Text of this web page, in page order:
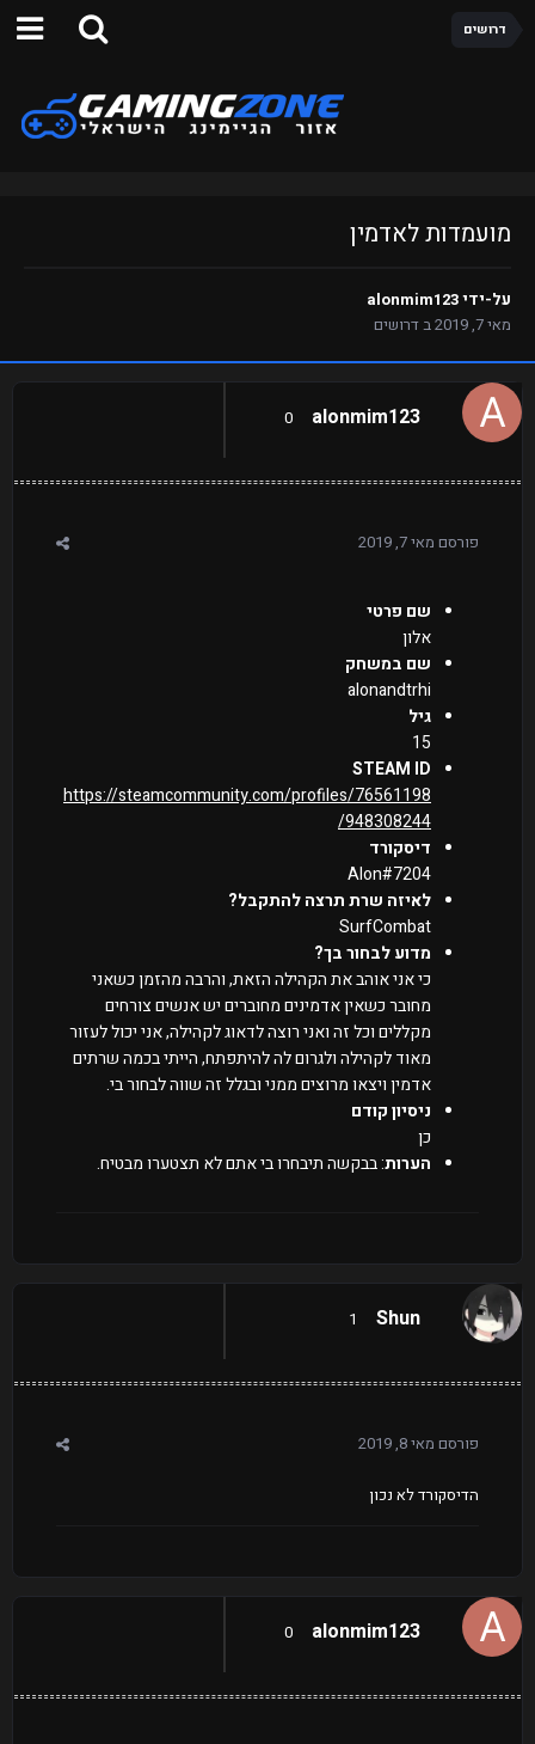
דרושים
מועמדות לאדמין
על-ידיalonmim123
מאי 7, 2019
בדרושים
alonmim123
0
פורסם מאי 7, 2019
שם פרטי
אלון
שם במשחק
alonandtrhi
גיל
15
STEAM ID
https://steamcommunity.com/profiles/76561198
948308244/
דיסקורד
Alon#7204
לאיזה שרת תרצה להתקבל?
SurfCombat
מדוע לבחור בך?
כי אני אוהב את הקהילה הזאת, והרבה מהזמן כשאני
מחובר כשאין אדמינים מחוברים יש אנשים צורחים
מקללים וכל זה ואני רוצה לדאוג לקהילה, אני יכול לעזור
מאוד לקהילה ולגרום לה להיתפתח, הייתי בכמה שרתים
אדמין ויצאו מרוצים ממני ובגלל זה שווה לבחור בי.
ניסיון קודם
כן
הערות: בבקשה תיבחרו בי אתם לא תצטערו מבטיח.
Shun
1
פורסם מאי 8, 2019
הדיסקורד לא נכון
alonmim123
0